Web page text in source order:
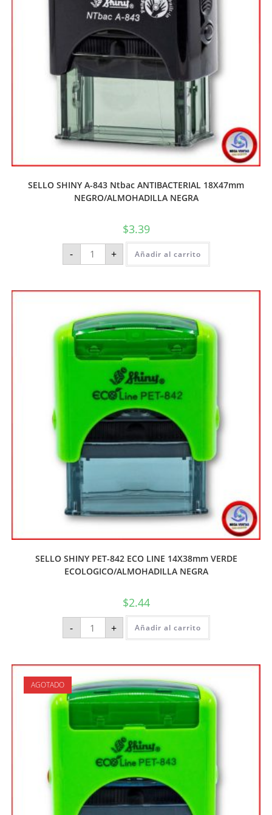
SELLO SHINY A-843 Ntbac ANTIBACTERIAL 18X47mm
NEGRO/ALMOHADILLA NEGRA
$3.39
- + Añadir al carrito
SELLO SHINY PET-842 ECO LINE 14X38mm VERDE
ECOLOGICO/ALMOHADILLA NEGRA
$2.44
- + Añadir al carrito
AGOTADO